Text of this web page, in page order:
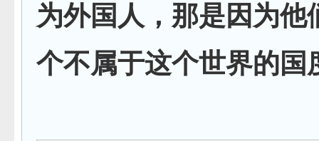
为外国人，那是因为他
个不属于这个世界的国